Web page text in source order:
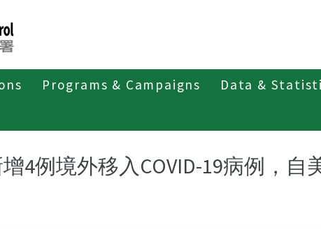
Programs & Campaigns
Data &
4例境外移入COVID-19病例，自